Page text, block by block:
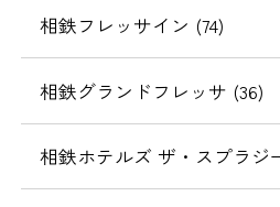
相鉄フレッサイン (74)
相鉄グランドフレッサ (36)
相鉄ホテルズ ザ・スプラジ